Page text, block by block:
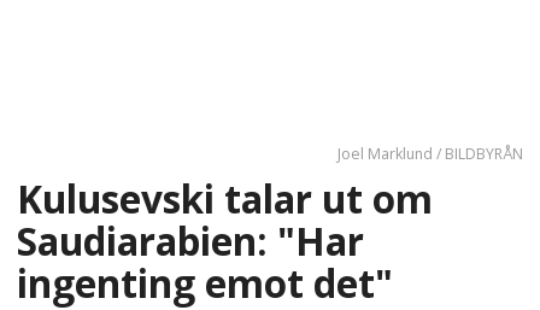
Joel Marklund / BILDBYRÅN
Kulusevski talar ut om
Saudiarabien: "Har
ingenting emot det"